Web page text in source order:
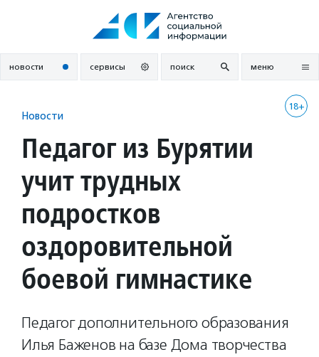
новости сервисы поиск меню
18+
Новости
Педагог из Бурятии
учит трудных
подростков
оздоровительной
боевой гимнастике
Педагог дополнительного образования
Илья Баженов на базе Дома творчества